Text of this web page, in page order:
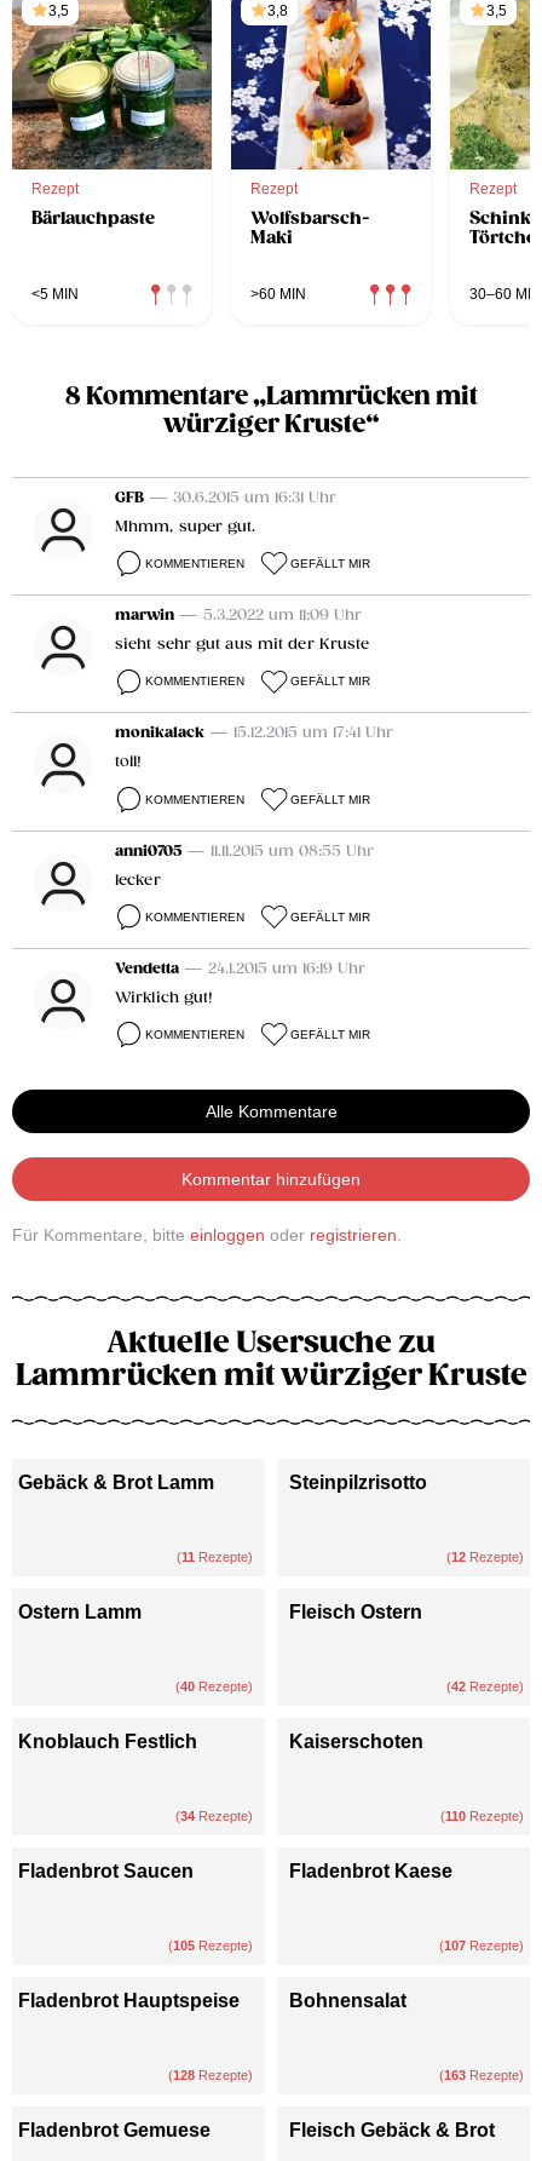
3,5
Rezept
Bärlauchpaste
<5 MIN
3,8
Rezept
Wolfsbarsch-
Maki
>60 MIN
3,5
Rezept
30–60 MIN
8 Kommentare „Lammrücken mit
würziger Kruste“
GFB — 30.6.2015 um 16:31 Uhr
Mhmm, super gut.
KOMMENTIEREN GEFÄLLT MIR
marwin — 5.3.2022 um 11:09 Uhr
sieht sehr gut aus mit der Kruste
KOMMENTIEREN GEFÄLLT MIR
monikalack — 15.12.2015 um 17:41 Uhr
toll!
KOMMENTIEREN GEFÄLLT MIR
anni0705 — 11.11.2015 um 08:55 Uhr
lecker
KOMMENTIEREN GEFÄLLT MIR
Vendetta — 24.1.2015 um 16:19 Uhr
Wirklich gut!
KOMMENTIEREN GEFÄLLT MIR
Alle Kommentare
Kommentar hinzufügen
Für Kommentare, bitte einloggen oder registrieren
Aktuelle Usersuche zu
Lammrücken mit würziger Kruste
Gebäck & Brot Lamm
(11 Rezepte)
Steinpilzrisotto
(12 Rezepte)
Ostern Lamm
(40 Rezepte)
Fleisch Ostern
(42 Rezepte)
Knoblauch Festlich
(34 Rezepte)
Kaiserschoten
(110 Rezepte)
Fladenbrot Saucen
(105 Rezepte)
Fladenbrot Kaese
(107 Rezepte)
Fladenbrot Hauptspeise
(128 Rezepte)
Bohnensalat
(163 Rezepte)
Fladenbrot Gemuese Fleisch Gebäck & Brot